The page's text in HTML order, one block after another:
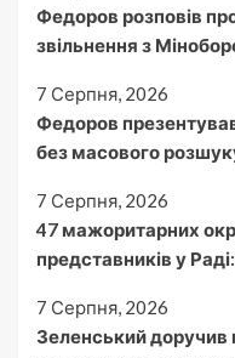
Федоров розповів
звільнення з
7 Серпня, 2026
Федоров
без масового
7 Серпня, 2026
47 мажоритарних
представників у
7 Серпня, 2026
Зеленський доручив